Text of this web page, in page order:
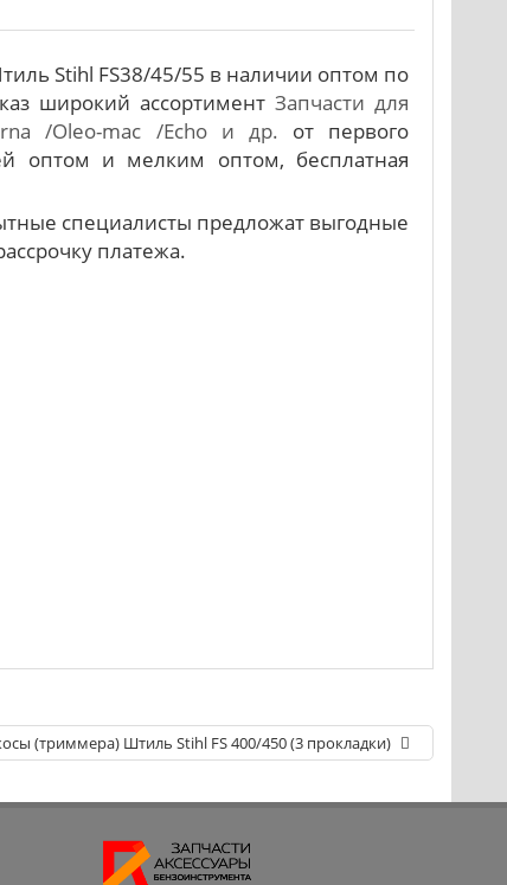
Stihl FS38/45/55 в наличии оптом по
широкий ассортиментЗапчасти для
/Oleo-mac /Echo и др. от первого
оптом и мелким оптом, бесплатная
специалисты предложат выгодные
платежа.
(триммера) Штиль Stihl FS 400/450 (3 прокладки)